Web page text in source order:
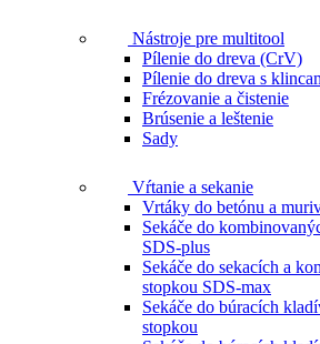
Nástroje pre multitool
Pílenie do dreva (CrV)
Pílenie do dreva s
Frézovanie a čistenie
Brúsenie a leštenie
Sady
Vŕtanie a sekanie
Vrtáky do betónu a
Sekáče do
SDS-plus
Sekáče do sekacích a
stopkou SDS-max
Sekáče do búracích
stopkou